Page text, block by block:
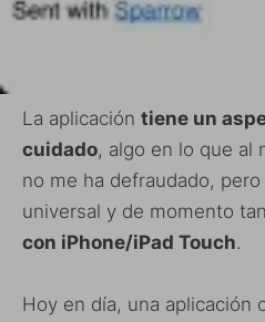
La aplicación tiene un
cuidado, algo en lo que al
no me ha defraudado,
universal y de momento tan
con iPhone/iPad Touch.
Hoy en día, una aplicación